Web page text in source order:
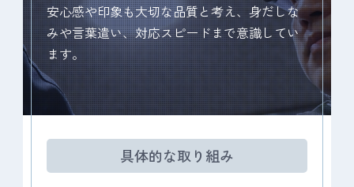
安心感や印象も大切な品質と考え、身だしな
みや言葉遣い、対応スピードまで意識してい
ます。
具体的な取り組み